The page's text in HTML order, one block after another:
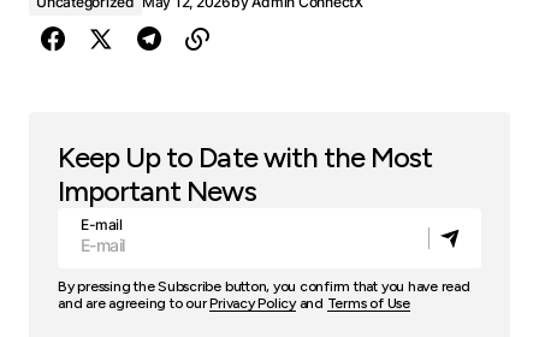
Keep Up to Date with the Most
Important News
E-mail
By pressing the Subscribe button, you confirm that you have read
and are agreeing to ourPrivacy Policyand Terms of Use